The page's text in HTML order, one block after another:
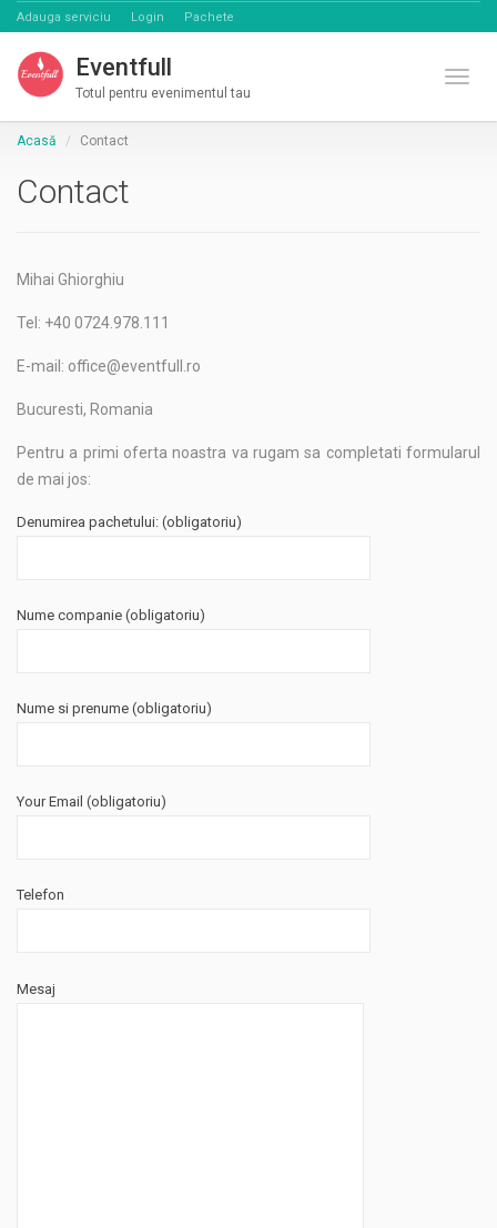
Adauga serviciu Login Pachete
Eventfull
Totul pentru evenimentul tau
Acasă Contact
Contact
Mihai Ghiorghiu
Tel: +40 0724.978.111
E-mail: office@eventfull.ro
Bucuresti, Romania
Pentru a primi oferta noastra va rugam sa completati formularul
de mai jos:
Denumirea pachetului: (obligatoriu)
Nume companie (obligatoriu)
Nume si prenume (obligatoriu)
Your Email (obligatoriu)
Telefon
Mesaj